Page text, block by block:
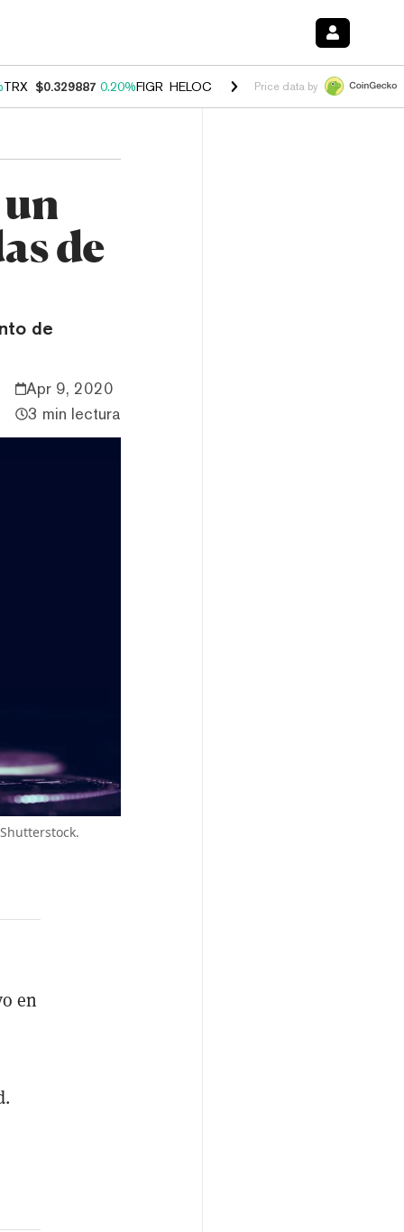
TRX $0.329887 0.20%FIGR_HELOC $1.001 -2.70%HYPE $54.47 -
Price data by
de
de
Apr 9, 2020
3 min lectura
en